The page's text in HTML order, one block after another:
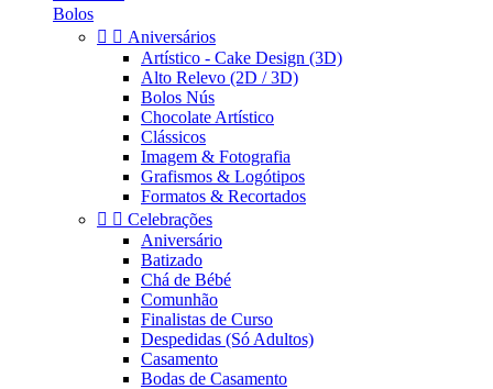
Bolos
  Aniversários
Artístico - Cake Design (3D)
Alto Relevo (2D / 3D)
Bolos Nús
Chocolate Artístico
Clássicos
Imagem & Fotografia
Grafismos & Logótipos
Formatos & Recortados
  Celebrações
Aniversário
Batizado
Chá de Bébé
Comunhão
Finalistas de Curso
Despedidas (Só Adultos)
Casamento
Bodas de Casamento